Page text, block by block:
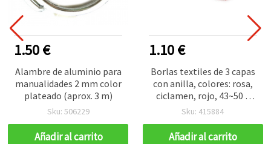
1.50 €
Alambre de aluminio para
manualidades 2 mm color
plateado (aprox. 3 m)
Sku: 506229
Añadir al carrito
1.10 €
Borlas textiles de 3 capas
con anilla, colores: rosa,
ciclamen, rojo, 43~50 x
14~24 mm - 2 uds.
Sku: 415884
Añadir al carrito